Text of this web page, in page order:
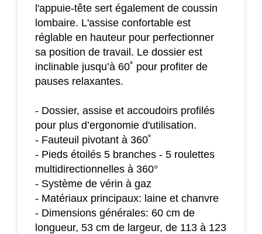
l'appuie-tête sert également de coussin
lombaire. L'assise confortable est
réglable en hauteur pour perfectionner
sa position de travail. Le dossier est
inclinable jusqu’à 60˚ pour profiter de
pauses relaxantes.
- Dossier, assise et accoudoirs profilés
pour plus d’ergonomie d'utilisation.
- Fauteuil pivotant à 360˚
- Pieds étoilés 5 branches - 5 roulettes
multidirectionnelles à 360°
- Système de vérin à gaz
- Matériaux principaux: laine et chanvre
- Dimensions générales: 60 cm de
longueur, 53 cm de largeur, de 113 à 123